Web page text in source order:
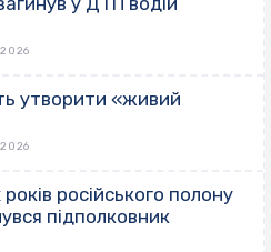
утворити «живий
російського полону
підполковник